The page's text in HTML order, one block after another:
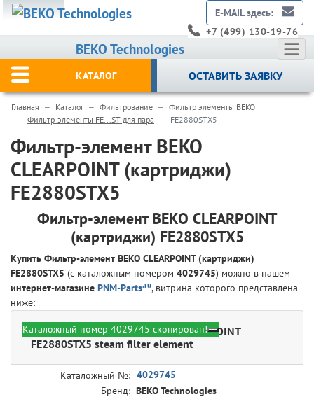
BEKO Technologies
E-MAIL здесь:
+7 (499) 130-19-76
КАТАЛОГ ОСТАВИТЬ ЗАЯВКУ
Главная Каталог Фильтрование
Фильтр элементы BEKO
Фильтр-элементы FE...ST для пара
FE2880STX5
Фильтр-элемент BEKO
CLEARPOINT (картриджи)
FE2880STX5
Фильтр-элемент BEKO CLEARPOINT
(картриджи) FE2880STX5
Купить Фильтр-элемент BEKO CLEARPOINT (картриджи)
FE2880STX5 (с каталожным номером 4029745) можно в нашем
интернет-магазине PNM-Parts.ru, витрина которого представлена
ниже:
BEKO Technologies 4029745 - CLEARPOINT
FE2880STX5 steam filter element
Каталожный №: 4029745
Бренд: BEKO Technologies
Каталожный номер 4029745 скопирован!